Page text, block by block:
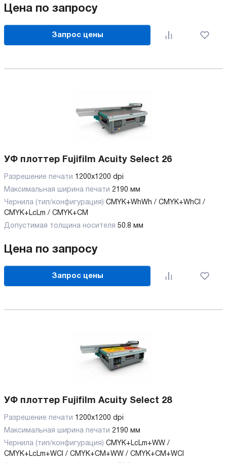
Цена по запросу
Запрос цены
УФ плоттер Fujifilm Acuity Select 26
Разрешение печати 1200x1200 dpi
Максимальная ширина печати 2190 мм
Чернила (тип/конфигурация) CMYK+WhWh / CMYK+WhCl /
CMYK+LcLm / CMYK+CM
Допустимая толщина носителя 50.8 мм
Цена по запросу
Запрос цены
УФ плоттер Fujifilm Acuity Select 28
Разрешение печати 1200x1200 dpi
Максимальная ширина печати 2190 мм
Чернила (тип/конфигурация) CMYK+LcLm+WW /
CMYK+LcLm+WCl / CMYK+CM+WW / CMYK+CM+WCl